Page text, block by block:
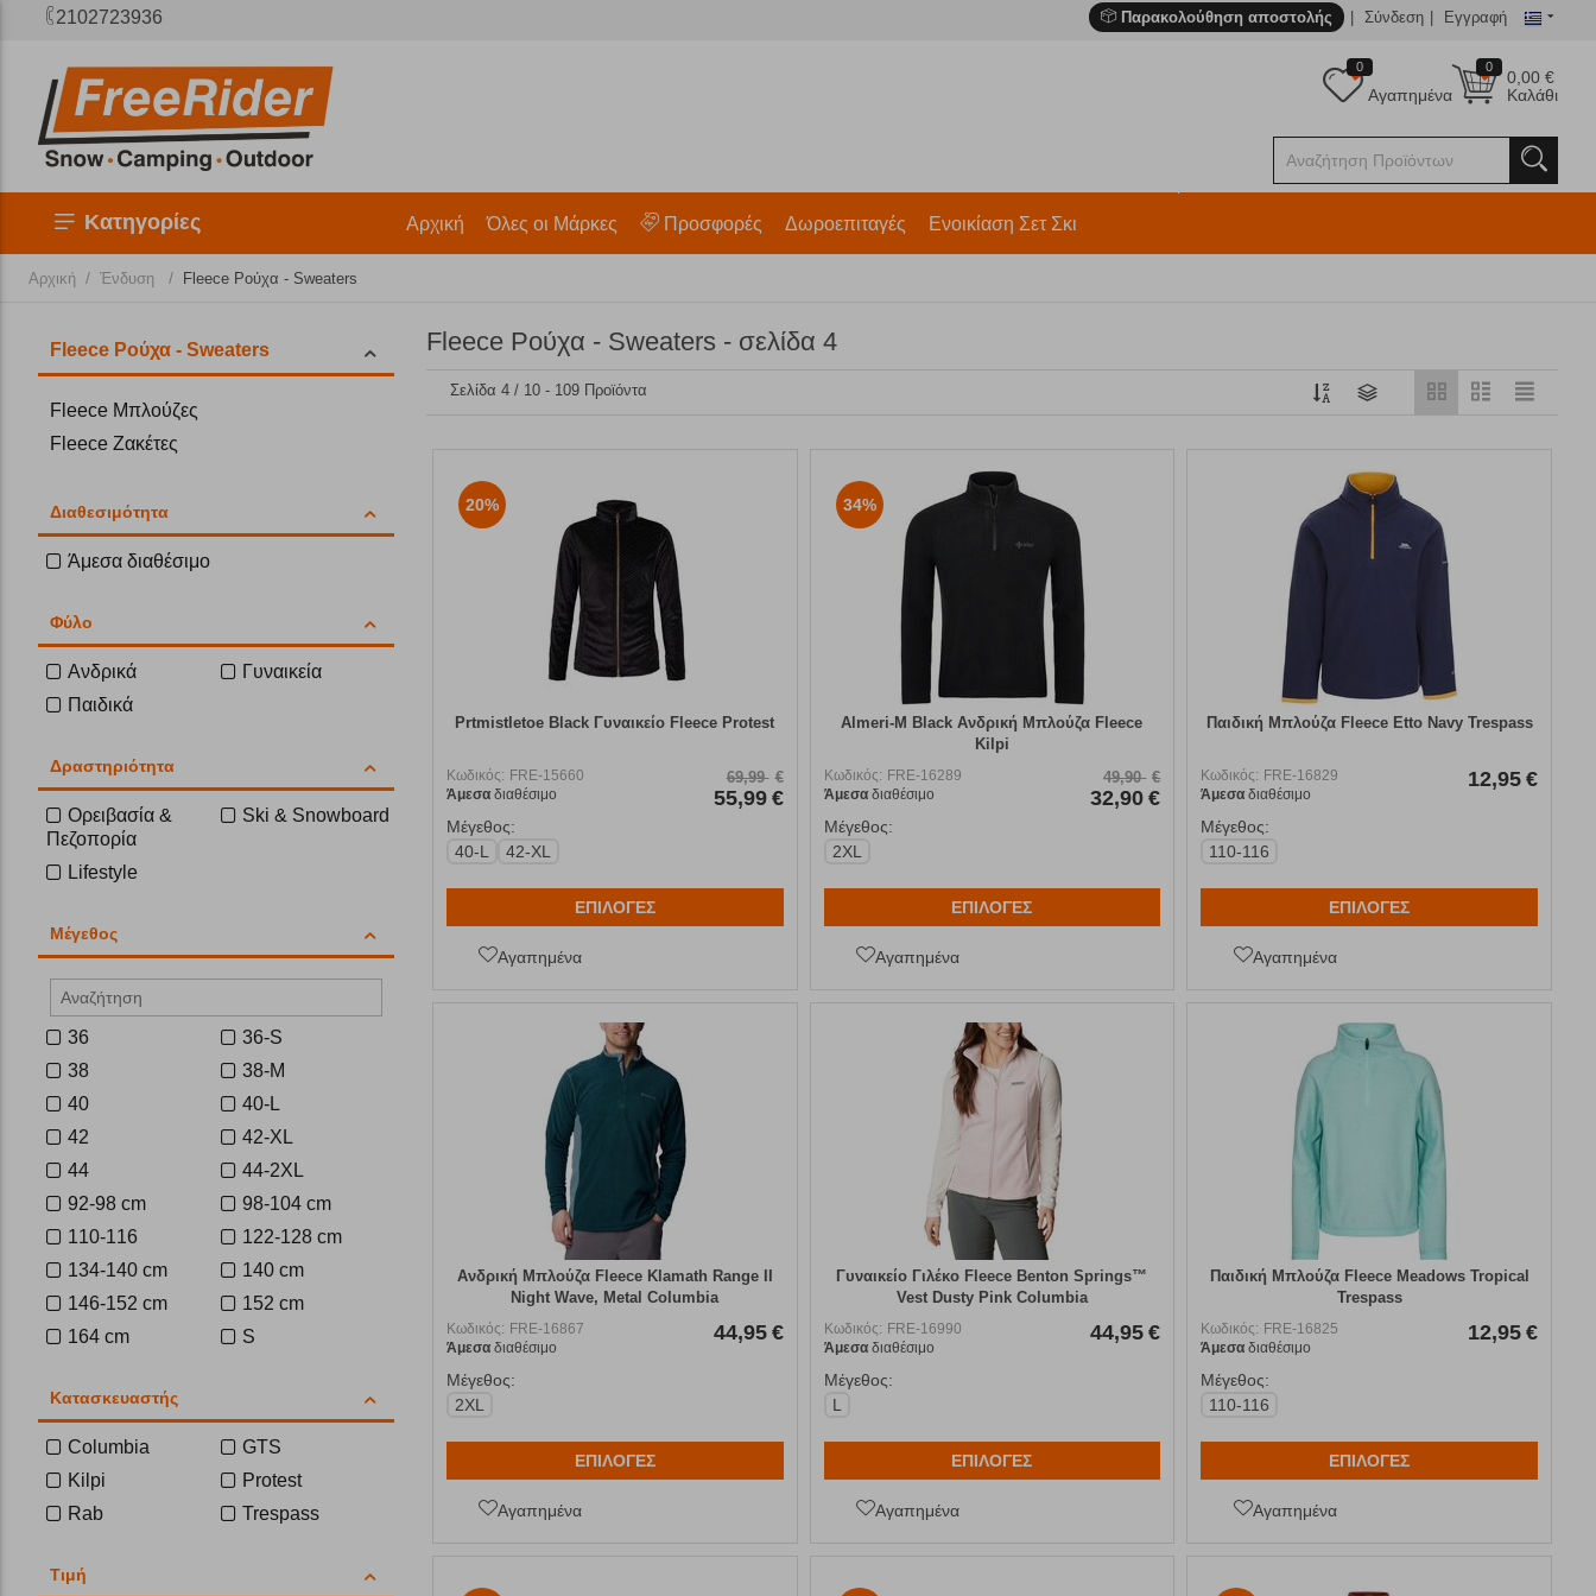
2102723936 Παρακολούθηση αποστολής Σύνδεση Εγγραφή
0
0,00€
Καλάθι
0
Αγαπημένα
Κατηγορίες Αρχική Όλες οι Μάρκες Προσφορές Δωροεπιταγές Ενοικίαση Σετ Σκι
Αρχική / Ένδυση / Fleece Ρούχα - Sweaters
Fleece Ρούχα - Sweaters
Fleece Μπλούζες
Fleece Ζακέτες
Διαθεσιμότητα
Άμεσα διαθέσιμο
Φύλο
Ανδρικά
Γυναικεία
Παιδικά
Δραστηριότητα
Ορειβασία &
Πεζοπορία
Ski & Snowboard
Lifestyle
Μέγεθος
36
36-S
38
38-M
40
40-L
42
42-XL
44
44-2XL
92-98 cm
98-104 cm
110-116
122-128 cm
134-140 cm
140 cm
146-152 cm
152 cm
164 cm
S
XL
3XL
Κατασκευαστής
Columbia
GTS
Kilpi
Protest
Rab
Trespass
Τιμή
Fleece Ρούχα - Sweaters - σελίδα 4
Σελίδα 4 / 10 - 109 Προϊόντα
20%
Prtmistletoe Black Γυναικείο Fleece Protest
Κωδικός: FRE-15660
Άμεσαδιαθέσιμο
69,99 €
55,99 €
Μέγεθος:
40-L
42-XL
ΕΠΙΛΟΓΕΣ
Αγαπημένα
34%
Almeri-M Black Ανδρική Μπλούζα Fleece
Kilpi
Κωδικός: FRE-16289
Άμεσαδιαθέσιμο
49,90 €
32,90 €
Μέγεθος:
2XL
ΕΠΙΛΟΓΕΣ
Αγαπημένα
Παιδική Μπλούζα Fleece Etto Navy Trespass
Κωδικός: FRE-16829
Άμεσα διαθέσιμο
12,95 €
Μέγεθος:
110-116
ΕΠΙΛΟΓΕΣ
Αγαπημένα
Ανδρική Μπλούζα Fleece Klamath Range II
Night Wave, Metal Columbia
Κωδικός: FRE-16867
Άμεσαδιαθέσιμο
44,95 €
Μέγεθος:
2XL
ΕΠΙΛΟΓΕΣ
Αγαπημένα
Γυναικείο Γιλέκο Fleece Benton Springs™
Vest Dusty Pink Columbia
Κωδικός: FRE-16990
Άμεσαδιαθέσιμο
44,95 €
Μέγεθος:
L
ΕΠΙΛΟΓΕΣ
Αγαπημένα
Παιδική Μπλούζα Fleece Meadows Tropical
Trespass
Κωδικός: FRE-16825
Άμεσα διαθέσιμο
12,95 €
Μέγεθος:
110-116
ΕΠΙΛΟΓΕΣ
Αγαπημένα